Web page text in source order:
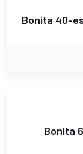
Bonita 40-
Bonita